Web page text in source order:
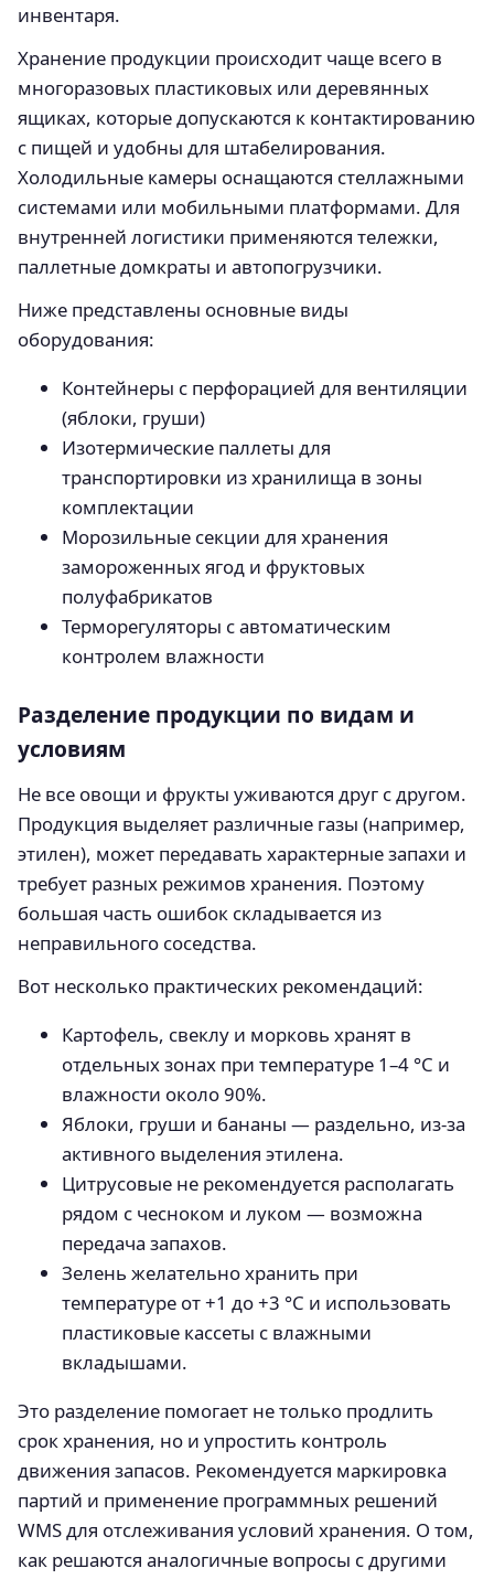
инвентаря.
Хранение продукции происходит чаще всего в
многоразовых пластиковых или деревянных
ящиках, которые допускаются к контактированию
с пищей и удобны для штабелирования.
Холодильные камеры оснащаются стеллажными
системами или мобильными платформами. Для
внутренней логистики применяются тележки,
паллетные домкраты и автопогрузчики.
Ниже представлены основные виды
оборудования:
Контейнеры с перфорацией для вентиляции
(яблоки, груши)
Изотермические паллеты для
транспортировки из хранилища в зоны
комплектации
Морозильные секции для хранения
замороженных ягод и фруктовых
полуфабрикатов
Терморегуляторы с автоматическим
контролем влажности
Разделение продукции по видам и
условиям
Не все овощи и фрукты уживаются друг с другом.
Продукция выделяет различные газы (например,
этилен), может передавать характерные запахи и
требует разных режимов хранения. Поэтому
большая часть ошибок складывается из
неправильного соседства.
Вот несколько практических рекомендаций:
Картофель, свеклу и морковь хранят в
отдельных зонах при температуре 1–4 °C и
влажности около 90%.
Яблоки, груши и бананы — раздельно, из-за
активного выделения этилена.
Цитрусовые не рекомендуется располагать
рядом с чесноком и луком — возможна
передача запахов.
Зелень желательно хранить при
температуре от +1 до +3 °C и использовать
пластиковые кассеты с влажными
вкладышами.
Это разделение помогает не только продлить
срок хранения, но и упростить контроль
движения запасов. Рекомендуется маркировка
партий и применение программных решений
WMS для отслеживания условий хранения. О том,
как решаются аналогичные вопросы с другими